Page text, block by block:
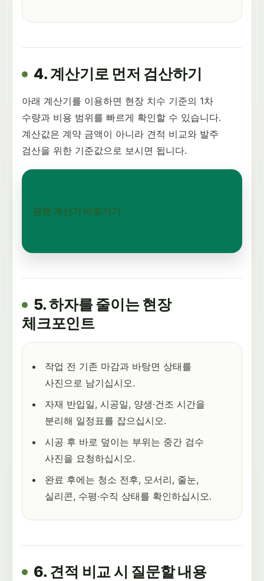
4. 계산기로 먼저 검산하기
아래 계산기를 이용하면 현장 치수 기준의 1차
수량과 비용 범위를 빠르게 확인할 수 있습니다.
계산값은 계약 금액이 아니라 견적 비교와 발주
검산을 위한 기준값으로 보시면 됩니다.
관련 계산기 바로가기
5. 하자를 줄이는 현장
체크포인트
작업 전 기존 마감과 바탕면 상태를
사진으로 남기십시오.
자재 반입일, 시공일, 양생·건조 시간을
분리해 일정표를 잡으십시오.
시공 후 바로 덮이는 부위는 중간 검수
사진을 요청하십시오.
완료 후에는 청소 전후, 모서리, 줄눈,
실리콘, 수평·수직 상태를 확인하십시오.
6. 견적 비교 시 질문할 내용